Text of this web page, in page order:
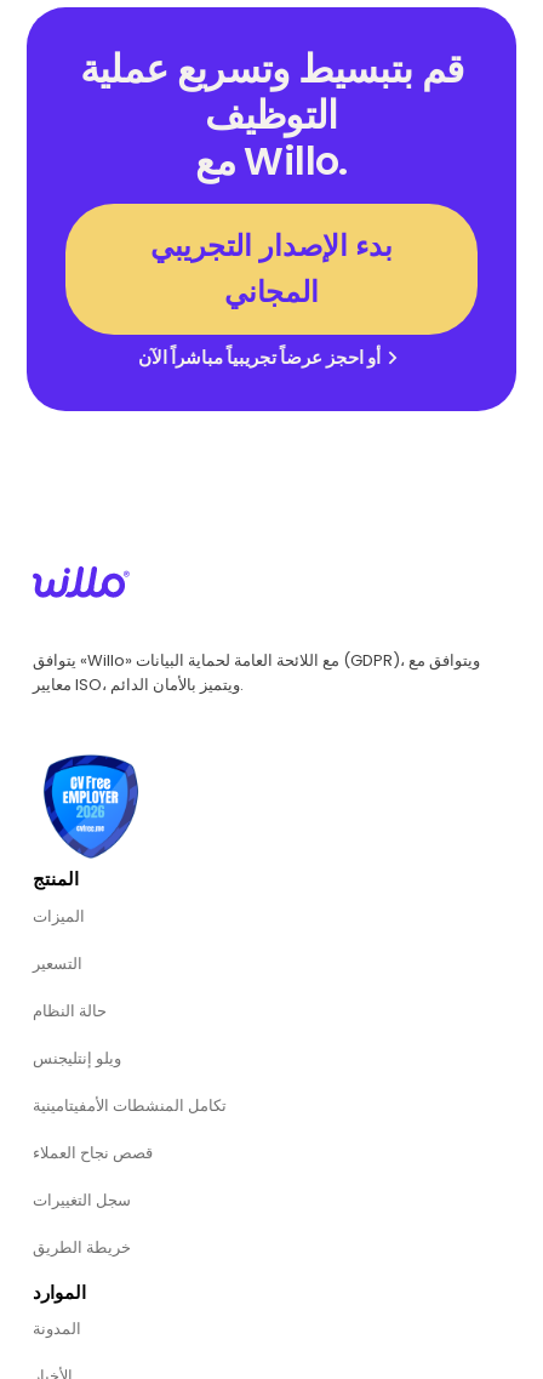
قم بتبسيط وتسريع عملية
التوظيف
مع Willo.
بدء الإصدار التجريبي
المجاني
أو احجز عرضاً تجريبياً مباشراً الآن
يتوافق «Willo» مع اللائحة العامة لحماية البيانات (GDPR)، ويتوافق مع
معايير ISO، ويتميز بالأمان الدائم.
المنتج
الميزات
التسعير
حالة النظام
ويلو إنتليجنس
تكامل المنشطات الأمفيتامينية
قصص نجاح العملاء
سجل التغييرات
خريطة الطريق
الموارد
المدونة